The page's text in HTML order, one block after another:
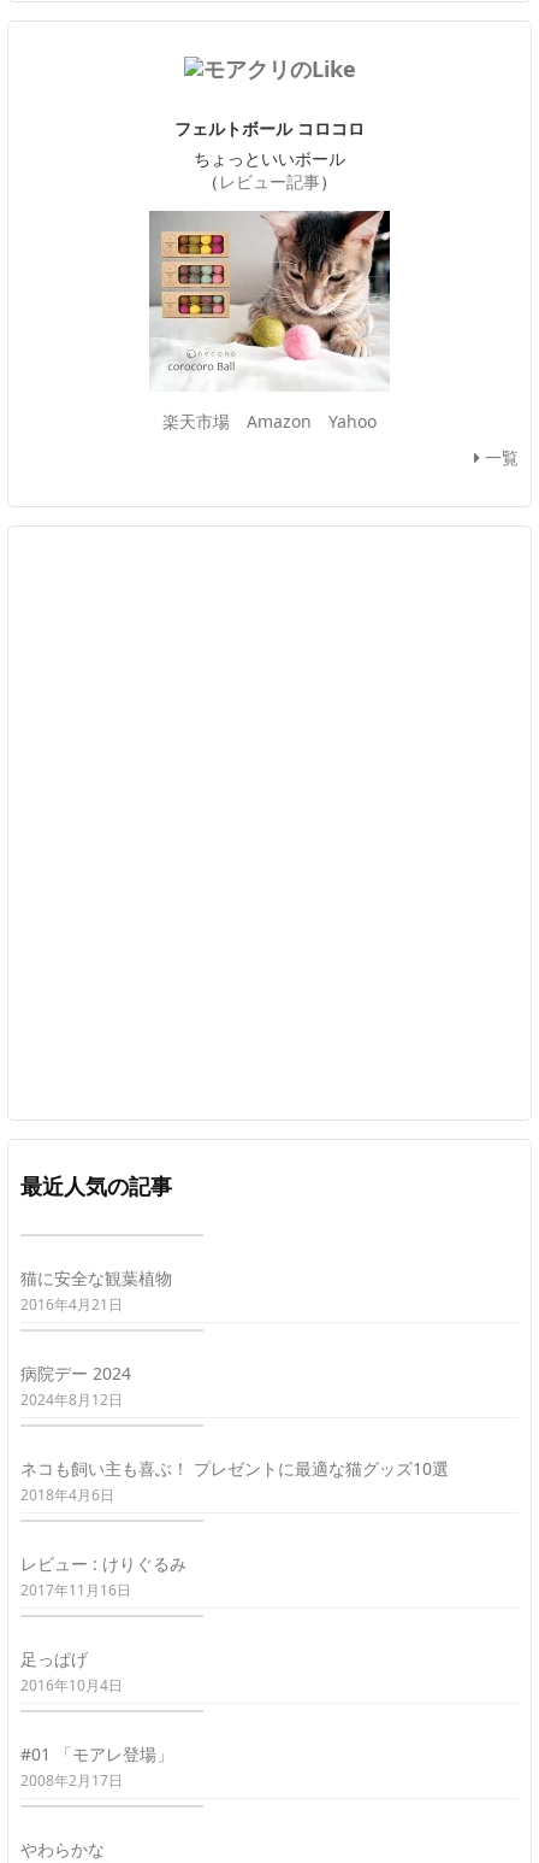
フェルトボール コロコロ
ちょっといいボール
（ レビュー記事）
楽天市場 Amazon
Yahoo
一覧
最近人気の記事
猫に安全な観葉植物
2016年4月21日
病院デー 2024
2024年8月12日
ネコも飼い主も喜ぶ！ プレゼントに最適な猫グッズ10選
2018年4月6日
レビュー : けりぐるみ
2017年11月16日
足っぱげ
2016年10月4日
#01 「モアレ登場」
2008年2月17日
やわらかな